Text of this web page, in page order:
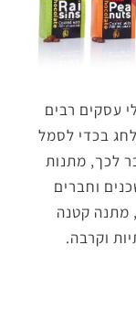
עסקים רבים
בכדי לסמל
לכך, מתנות
וחברים
מתנה קטנה
וקרבה.